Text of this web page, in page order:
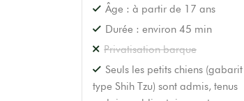
Âge : à partir de 17 ans
Durée : environ 45 min
Privatisation barque
Seuls les petits chiens (gabarit
type Shih Tzu) sont admis, tenus